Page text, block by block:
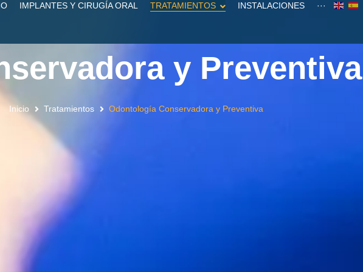
IMPLANTES Y CIRUGÍA ORAL TRATAMIENTOS INSTALACIONES
···
y Preventiva
Inicio Tratamientos Odontología Conservadora y Preventiva